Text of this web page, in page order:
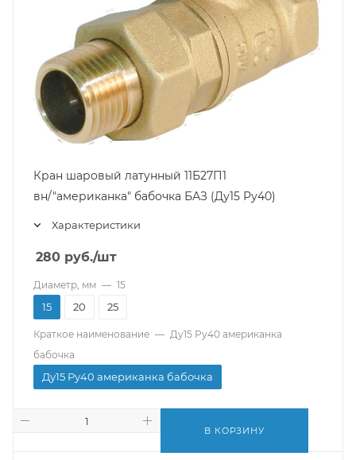
Кран шаровый латунный 11Б27П1
вн/"американка" бабочка БАЗ (Ду15 Ру40)
Характеристики
280 руб./шт
Диаметр, мм — 15
15 20 25
Краткое наименование — Ду15 Ру40 американка
бабочка
Ду15 Ру40 американка бабочка
В КОРЗИНУ